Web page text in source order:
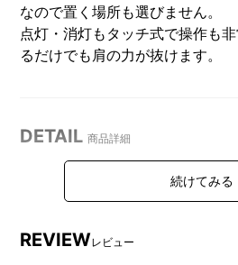
なので置く場所も選びません。
点灯・消灯もタッチ式で操作も
るだけでも肩の力が抜けます。
DETAIL商品詳細
REVIEWレビュー